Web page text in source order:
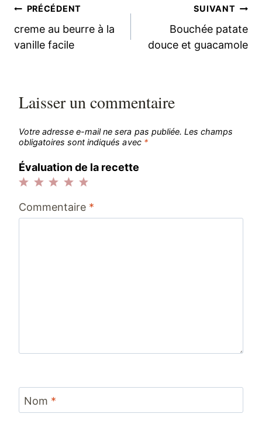
Navigation
de
PRÉCÉDENT
creme au beurre à la
vanille facile
SUIVANT
Bouchée patate
douce et guacamole
Laisser un commentaire
Votre adresse e-mail ne sera pas publiée. Les champs
obligatoires sont indiqués avec *
Évaluation de la recette
étoiles
étoiles
étoiles
étoiles
étoile
Commentaire *
Nom *